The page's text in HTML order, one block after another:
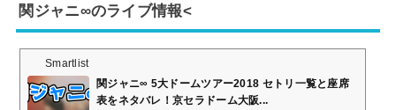
3期生...
関ジャニ∞のライブ情報<
Smartlist
関ジャニ∞ 5大ドームツアー2018 セトリ一覧と座席
表をネタバレ！京セラドーム大阪...